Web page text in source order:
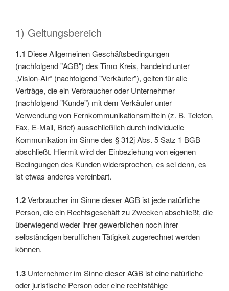
1) Geltungsbereich
1.1 Diese Allgemeinen Geschäftsbedingungen
(nachfolgend "AGB") des Timo Kreis, handelnd unter
„Vision-Air“ (nachfolgend "Verkäufer"), gelten für alle
Verträge, die ein Verbraucher oder Unternehmer
(nachfolgend "Kunde") mit dem Verkäufer unter
Verwendung von Fernkommunikationsmitteln (z. B. Telefon,
Fax, E-Mail, Brief) ausschließlich durch individuelle
Kommunikation im Sinne des § 312j Abs. 5 Satz 1 BGB
abschließt. Hiermit wird der Einbeziehung von eigenen
Bedingungen des Kunden widersprochen, es sei denn, es
ist etwas anderes vereinbart.
1.2Verbraucher im Sinne dieser AGB ist jede natürliche
Person, die ein Rechtsgeschäft zu Zwecken abschließt, die
überwiegend weder ihrer gewerblichen noch ihrer
selbständigen beruflichen Tätigkeit zugerechnet werden
können.
1.3 Unternehmer im Sinne dieser AGB ist eine natürliche
oder juristische Person oder eine rechtsfähige